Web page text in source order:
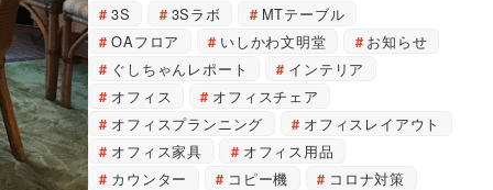
3S 3Sラボ
MTテーブル
OAフロア
いしかわ文明堂
お知らせ
ぐしちゃんレポート
インテリア
オフィス
オフィスチェア
オフィスプランニング
オフィスレイアウト
オフィス家具
オフィス用品
カウンター
コピー機
コロナ対策